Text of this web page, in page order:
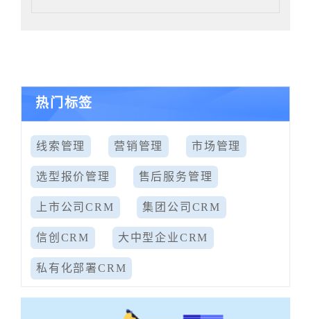
热门标签
线索管理 营销管理 市场管理
选型报价管理 售后服务管理
上市公司CRM 集团公司CRM
信创CRM 大中型企业CRM
私有化部署CRM